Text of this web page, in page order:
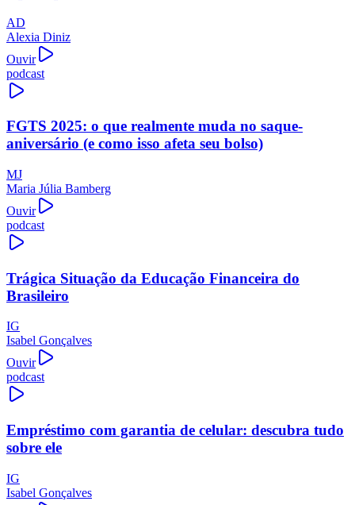
AD
Alexia Diniz
Ouvir
podcast
FGTS 2025: o que realmente muda no saque-
aniversário (e como isso afeta seu bolso)
MJ
Maria Júlia Bamberg
Ouvir
podcast
Trágica Situação da Educação Financeira do
Brasileiro
IG
Isabel Gonçalves
Ouvir
podcast
Empréstimo com garantia de celular: descubra tudo
sobre ele
IG
Isabel Gonçalves